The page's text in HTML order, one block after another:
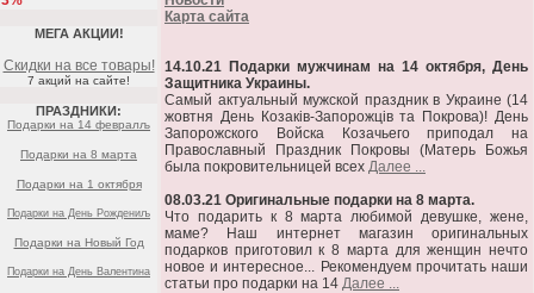
МЕГА АКЦИИ!
Скидки на все товары!
7 акций на сайте!
ПРАЗДНИКИ:
Подарки на 14 февралљ
Подарки на 8 марта
Подарки на 1 октября
Подарки на День Рождениљ
Подарки на Новый Год
Подарки на День Валентина
Карта сайта
14.10.21 Подарки мужчинам на 14 октября, День
Защитника Украины.
Самый актуальный мужской праздник в Украине (14
жовтня День Козаків-Запорожців та Покрова)! День
Запорожского Войска Козачьего приподал на
Православный Праздник Покровы (Матерь Божья
была покровительницей всех Далее ...
08.03.21 Оригинальные подарки на 8 марта.
Что подарить к 8 марта любимой девушке, жене,
маме? Наш интернет магазин оригинальных
подарков приготовил к 8 марта для женщин нечто
новое и интересное... Рекомендуем прочитать наши
статьи про подарки на 14 Далее ...